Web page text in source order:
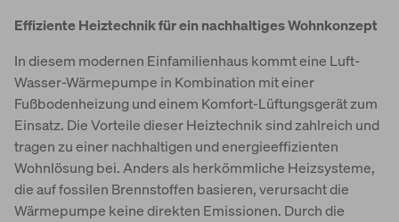
Effiziente Heiztechnik für ein nachhaltiges Wohnkonzept
In diesem modernen Einfamilienhaus kommt eine Luft-
Wasser-Wärmepumpe in Kombination mit einer
Fußbodenheizung und einem Komfort-Lüftungsgerät zum
Einsatz. Die Vorteile dieser Heiztechnik sind zahlreich und
tragen zu einer nachhaltigen und energieeffizienten
Wohnlösung bei. Anders als herkömmliche Heizsysteme,
die auf fossilen Brennstoffen basieren, verursacht die
Wärmepumpe keine direkten Emissionen. Durch die